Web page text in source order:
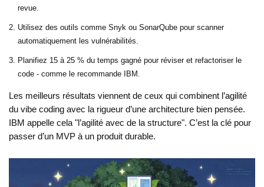
revue.
Utilisez des outils comme Snyk ou SonarQube pour scanner
automatiquement les vulnérabilités.
Planifiez 15 à 25 % du temps gagné pour réviser et refactoriser le
code - comme le recommande IBM.
Les meilleurs résultats viennent de ceux qui combinent l’agilité
du vibe coding avec la rigueur d’une architecture bien pensée.
IBM appelle cela "l’agilité avec de la structure". C’est la clé pour
passer d’un MVP à un produit durable.